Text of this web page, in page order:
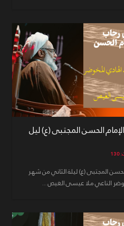
الحسن المجتبى (ع) ليل
المجتبى (ع) ليلة الثاني من شهر
الناعي ملا عيسى الغيص ...